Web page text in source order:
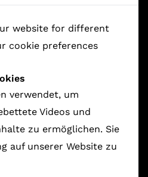
Hawa
€
America
€
Contract
€
The River Tigris
€
SIX
€
website for different
cookie preferences
verwendet, um
Videos und
zu ermöglichen. Sie
auf unserer Website zu